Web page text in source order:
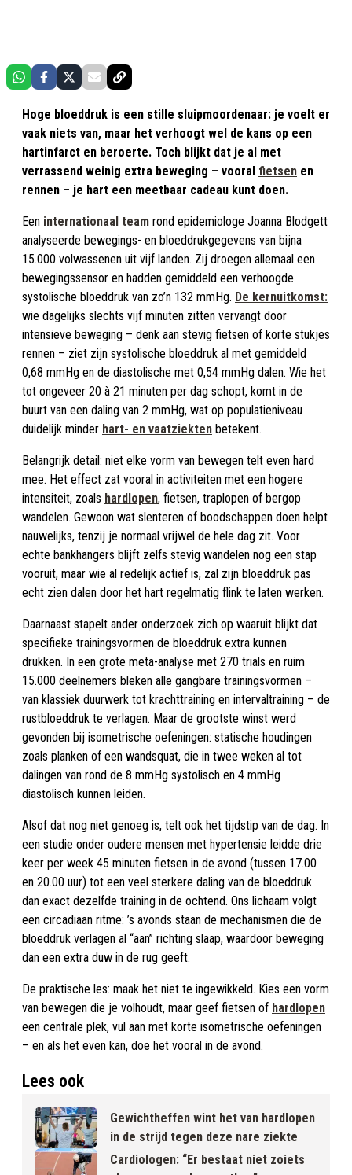
Hoge bloeddruk is een stille sluipmoordenaar: je voelt er
vaak niets van, maar het verhoogt wel de kans op een
hartinfarct en beroerte. Toch blijkt dat je al met
verrassend weinig extra beweging – vooral fietsen en
rennen – je hart een meetbaar cadeau kunt doen.
Een internationaal team rond epidemiologe Joanna Blodgett
analyseerde bewegings- en bloeddrukgegevens van bijna
15.000 volwassenen uit vijf landen. Zij droegen allemaal een
bewegingssensor en hadden gemiddeld een verhoogde
systolische bloeddruk van zo’n 132 mmHg. De kernuitkomst:
wie dagelijks slechts vijf minuten zitten vervangt door
intensieve beweging – denk aan stevig fietsen of korte stukjes
rennen – ziet zijn systolische bloeddruk al met gemiddeld
0,68 mmHg en de diastolische met 0,54 mmHg dalen. Wie het
tot ongeveer 20 à 21 minuten per dag schopt, komt in de
buurt van een daling van 2 mmHg, wat op populatieniveau
duidelijk minder hart- en vaatziekten betekent.
Belangrijk detail: niet elke vorm van bewegen telt even hard
mee. Het effect zat vooral in activiteiten met een hogere
intensiteit, zoals hardlopen, fietsen, traplopen of bergop
wandelen. Gewoon wat slenteren of boodschappen doen helpt
nauwelijks, tenzij je normaal vrijwel de hele dag zit. Voor
echte bankhangers blijft zelfs stevig wandelen nog een stap
vooruit, maar wie al redelijk actief is, zal zijn bloeddruk pas
echt zien dalen door het hart regelmatig flink te laten werken.
Daarnaast stapelt ander onderzoek zich op waaruit blijkt dat
specifieke trainingsvormen de bloeddruk extra kunnen
drukken. In een grote meta-analyse met 270 trials en ruim
15.000 deelnemers bleken alle gangbare trainingsvormen –
van klassiek duurwerk tot krachttraining en intervaltraining – de
rustbloeddruk te verlagen. Maar de grootste winst werd
gevonden bij isometrische oefeningen: statische houdingen
zoals planken of een wandsquat, die in twee weken al tot
dalingen van rond de 8 mmHg systolisch en 4 mmHg
diastolisch kunnen leiden.
Alsof dat nog niet genoeg is, telt ook het tijdstip van de dag. In
een studie onder oudere mensen met hypertensie leidde drie
keer per week 45 minuten fietsen in de avond (tussen 17.00
en 20.00 uur) tot een veel sterkere daling van de bloeddruk
dan exact dezelfde training in de ochtend. Ons lichaam volgt
een circadiaan ritme: ’s avonds staan de mechanismen die de
bloeddruk verlagen al “aan” richting slaap, waardoor beweging
dan een extra duw in de rug geeft.
De praktische les: maak het niet te ingewikkeld. Kies een vorm
van bewegen die je volhoudt, maar geef fietsen of hardlopen
een centrale plek, vul aan met korte isometrische oefeningen
– en als het even kan, doe het vooral in de avond.
Lees ook
Gewichtheffen wint het van hardlopen
in de strijd tegen deze nare ziekte
Cardiologen: “Er bestaat niet zoiets